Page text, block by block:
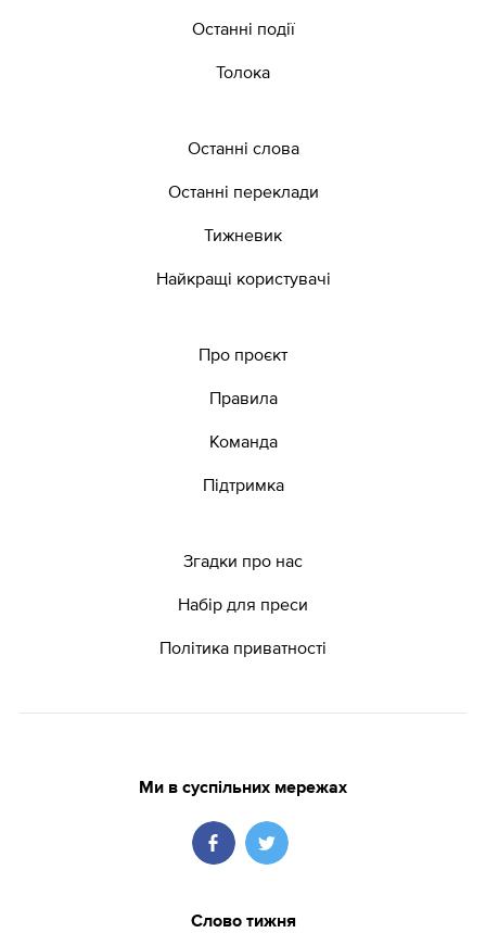
Останні події
Толока
Останні слова
Останні переклади
Тижневик
Найкращі користувачі
Про проєкт
Правила
Команда
Підтримка
Згадки про нас
Набір для преси
Політика приватності
Ми в суспільних мережах
Слово тижня